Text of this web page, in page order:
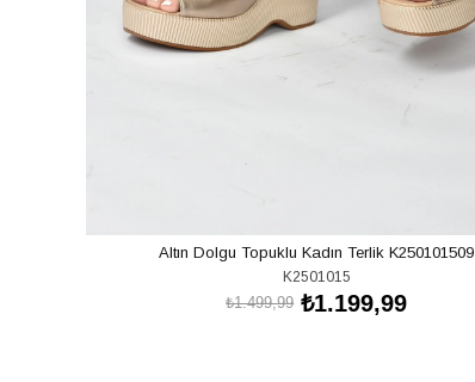
Altın Dolgu Topuklu Kadın Terlik K250101509
K2501015
₺1.199,99
₺1.499,99